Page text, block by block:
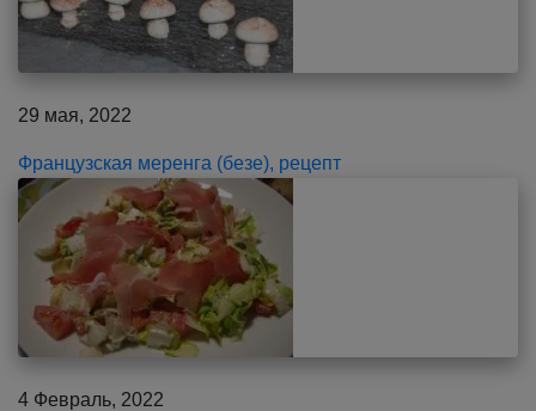
29 мая, 2022
Французская меренга (безе), рецепт
4 Февраль, 2022